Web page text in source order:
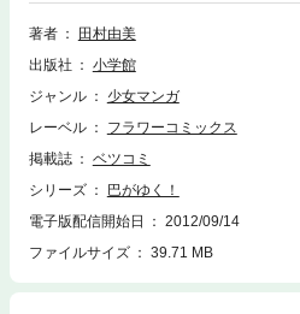
編！待望の第8巻！！
著者
田村由美
出版社
小学館
ジャンル
少女マンガ
レーベル
フラワーコミックス
掲載誌
ベツコミ
シリーズ
巴がゆく！
電子版配信開始日
2012/09/14
ファイルサイズ
39.71 MB